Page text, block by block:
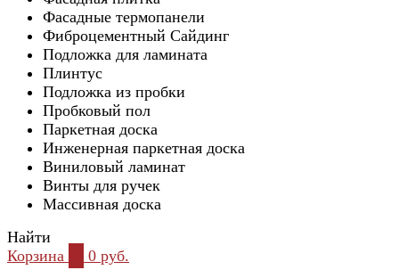
Фасадные термопанели
Фиброцементный Сайдинг
Подложка для ламината
Плинтус
Подложка из пробки
Пробковый пол
Паркетная доска
Инженерная паркетная доска
Виниловый ламинат
Винты для ручек
Массивная доска
Найти
Корзина
0 руб.